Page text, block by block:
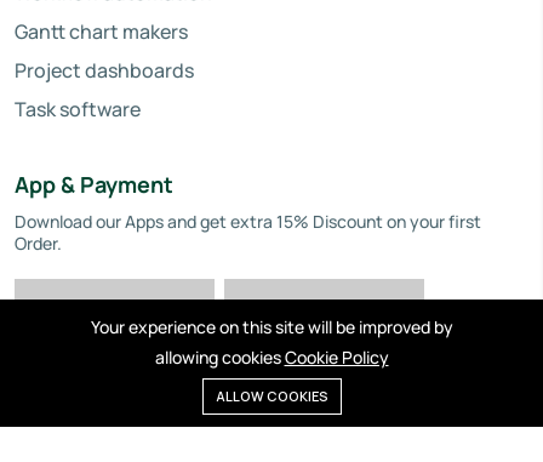
Gantt chart makers
Project dashboards
Task software
App & Payment
Download our Apps and get extra 15% Discount on your first
Order.
Privacy policy Cookies Terms of service
Your experience on this site will be improved by
allowing cookiesCookie Policy
ALLOW COOKIES